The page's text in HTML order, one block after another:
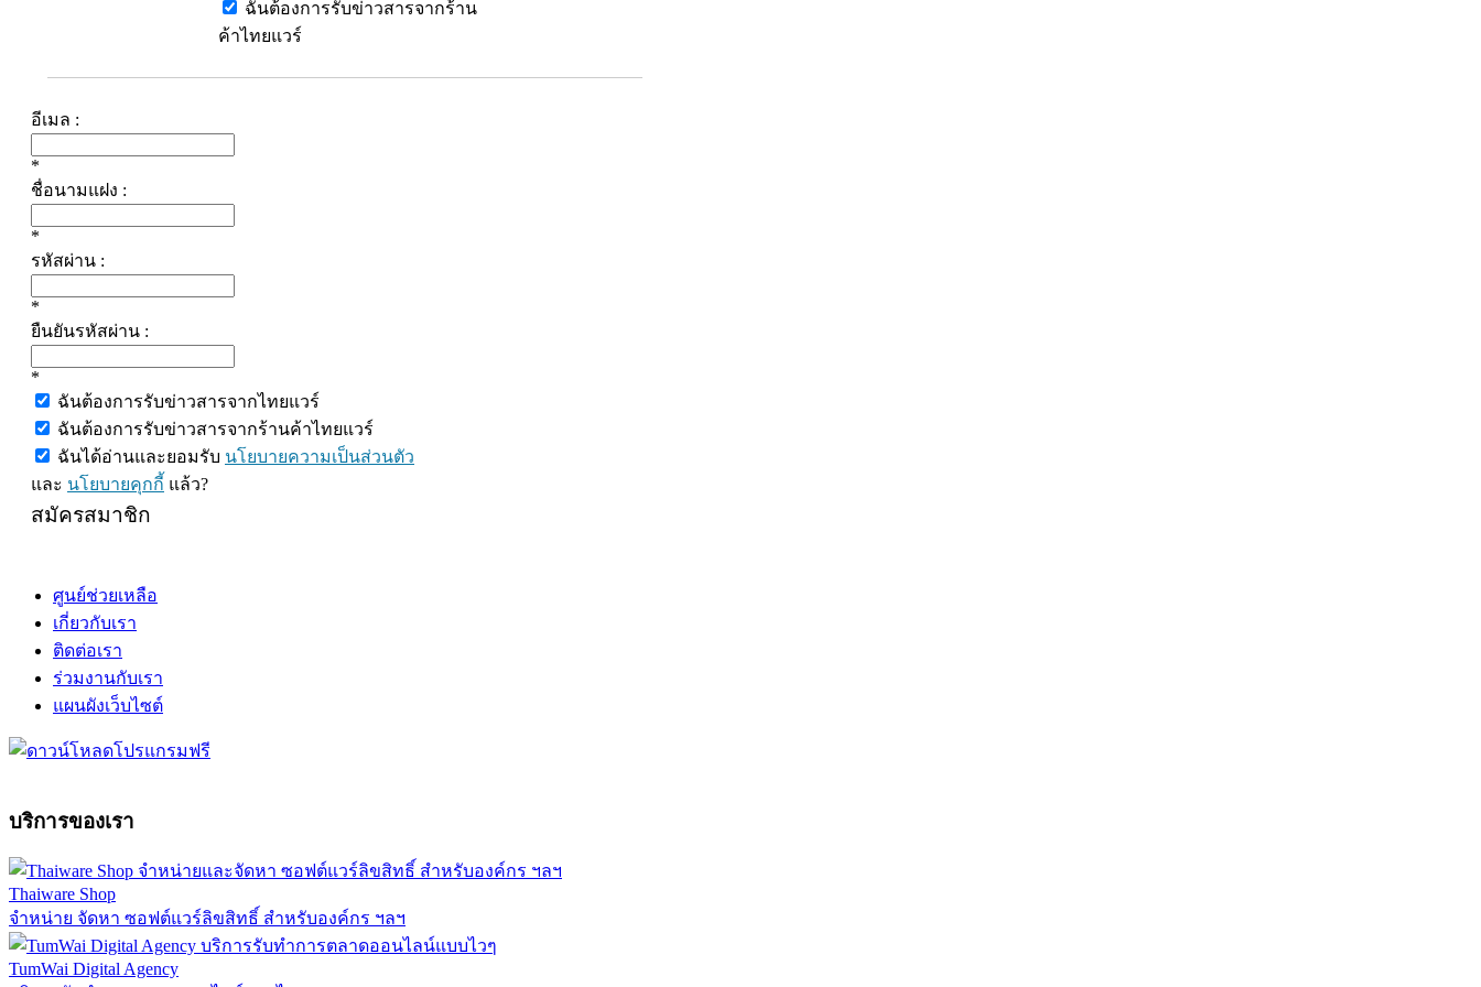
ฉันต้องการรับข่าวสารจากร้าน
ค้าไทยแวร์
อีเมล :
*
ชื่อนามแฝง :
*
รหัสผ่าน :
*
ยืนยันรหัสผ่าน :
*
ฉันต้องการรับข่าวสารจากไทยแวร์
ฉันต้องการรับข่าวสารจากร้านค้าไทยแวร์
ฉันได้อ่านและยอมรับ นโยบายความเป็นส่วนตัว
และ นโยบายคุกกี้ แล้ว?
สมัครสมาชิก
ศูนย์ช่วยเหลือ
เกี่ยวกับเรา
ติดต่อเรา
ร่วมงานกับเรา
แผนผังเว็บไซต์
บริการของเรา
Thaiware Shop
จำหน่าย จัดหา ซอฟต์แวร์ลิขสิทธิ์ สำหรับองค์กร ฯลฯ
TumWai Digital Agency